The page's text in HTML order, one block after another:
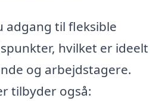
adgang til fleksible
hvilket er ideelt
og arbejdstagere.
tilbyder også: